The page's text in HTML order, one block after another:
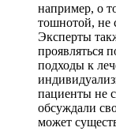
например, о
тошнотой, не
Эксперты
проявляться
подходы к
пациенты не
обсуждали
может